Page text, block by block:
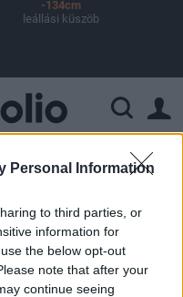
Personal Information
to third parties, or
information for
the below opt-out
note that after your
continue seeing
-134cm
leállási küszöb